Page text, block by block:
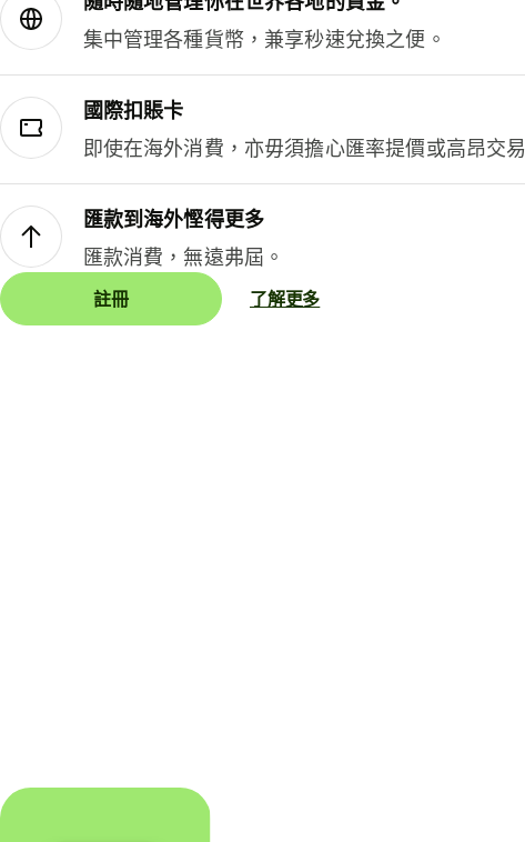
集中管理各種貨幣，兼享秒速兌換之便。
國際扣賬卡
即使在海外消費，亦毋須擔心匯率提價或高昂交
匯款到海外慳得更多
匯款消費，無遠弗屆。
註冊 了解更多